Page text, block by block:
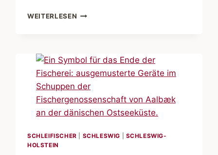
WEITERLESEN AUSSTELLUNG
UNEWATT
SCHLEIFISCHER SCHLESWIG
SCHLESWIG-
HOLSTEIN